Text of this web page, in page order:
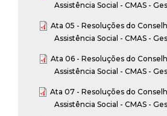
Assistência Social - CMAS -
Ata 05 - Resoluções do
Assistência Social - CMAS -
Ata 06 - Resoluções do
Assistência Social - CMAS -
Ata 07 - Resoluções do
Assistência Social - CMAS -